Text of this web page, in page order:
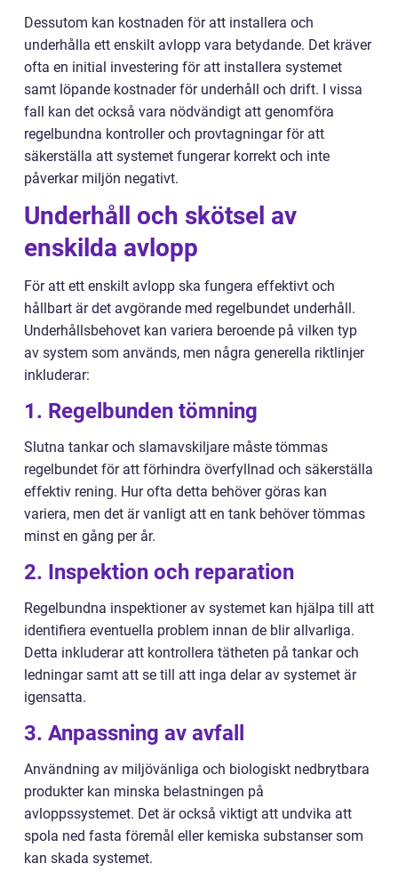
Dessutom kan kostnaden för att installera och
underhålla ett enskilt avlopp vara betydande. Det kräver
ofta en initial investering för att installera systemet
samt löpande kostnader för underhåll och drift. I vissa
fall kan det också vara nödvändigt att genomföra
regelbundna kontroller och provtagningar för att
säkerställa att systemet fungerar korrekt och inte
påverkar miljön negativt.
Underhåll och skötsel av
enskilda avlopp
För att ett enskilt avlopp ska fungera effektivt och
hållbart är det avgörande med regelbundet underhåll.
Underhållsbehovet kan variera beroende på vilken typ
av system som används, men några generella riktlinjer
inkluderar:
1. Regelbunden tömning
Slutna tankar och slamavskiljare måste tömmas
regelbundet för att förhindra överfyllnad och säkerställa
effektiv rening. Hur ofta detta behöver göras kan
variera, men det är vanligt att en tank behöver tömmas
minst en gång per år.
2. Inspektion och reparation
Regelbundna inspektioner av systemet kan hjälpa till att
identifiera eventuella problem innan de blir allvarliga.
Detta inkluderar att kontrollera tätheten på tankar och
ledningar samt att se till att inga delar av systemet är
igensatta.
3. Anpassning av avfall
Användning av miljövänliga och biologiskt nedbrytbara
produkter kan minska belastningen på
avloppssystemet. Det är också viktigt att undvika att
spola ned fasta föremål eller kemiska substanser som
kan skada systemet.